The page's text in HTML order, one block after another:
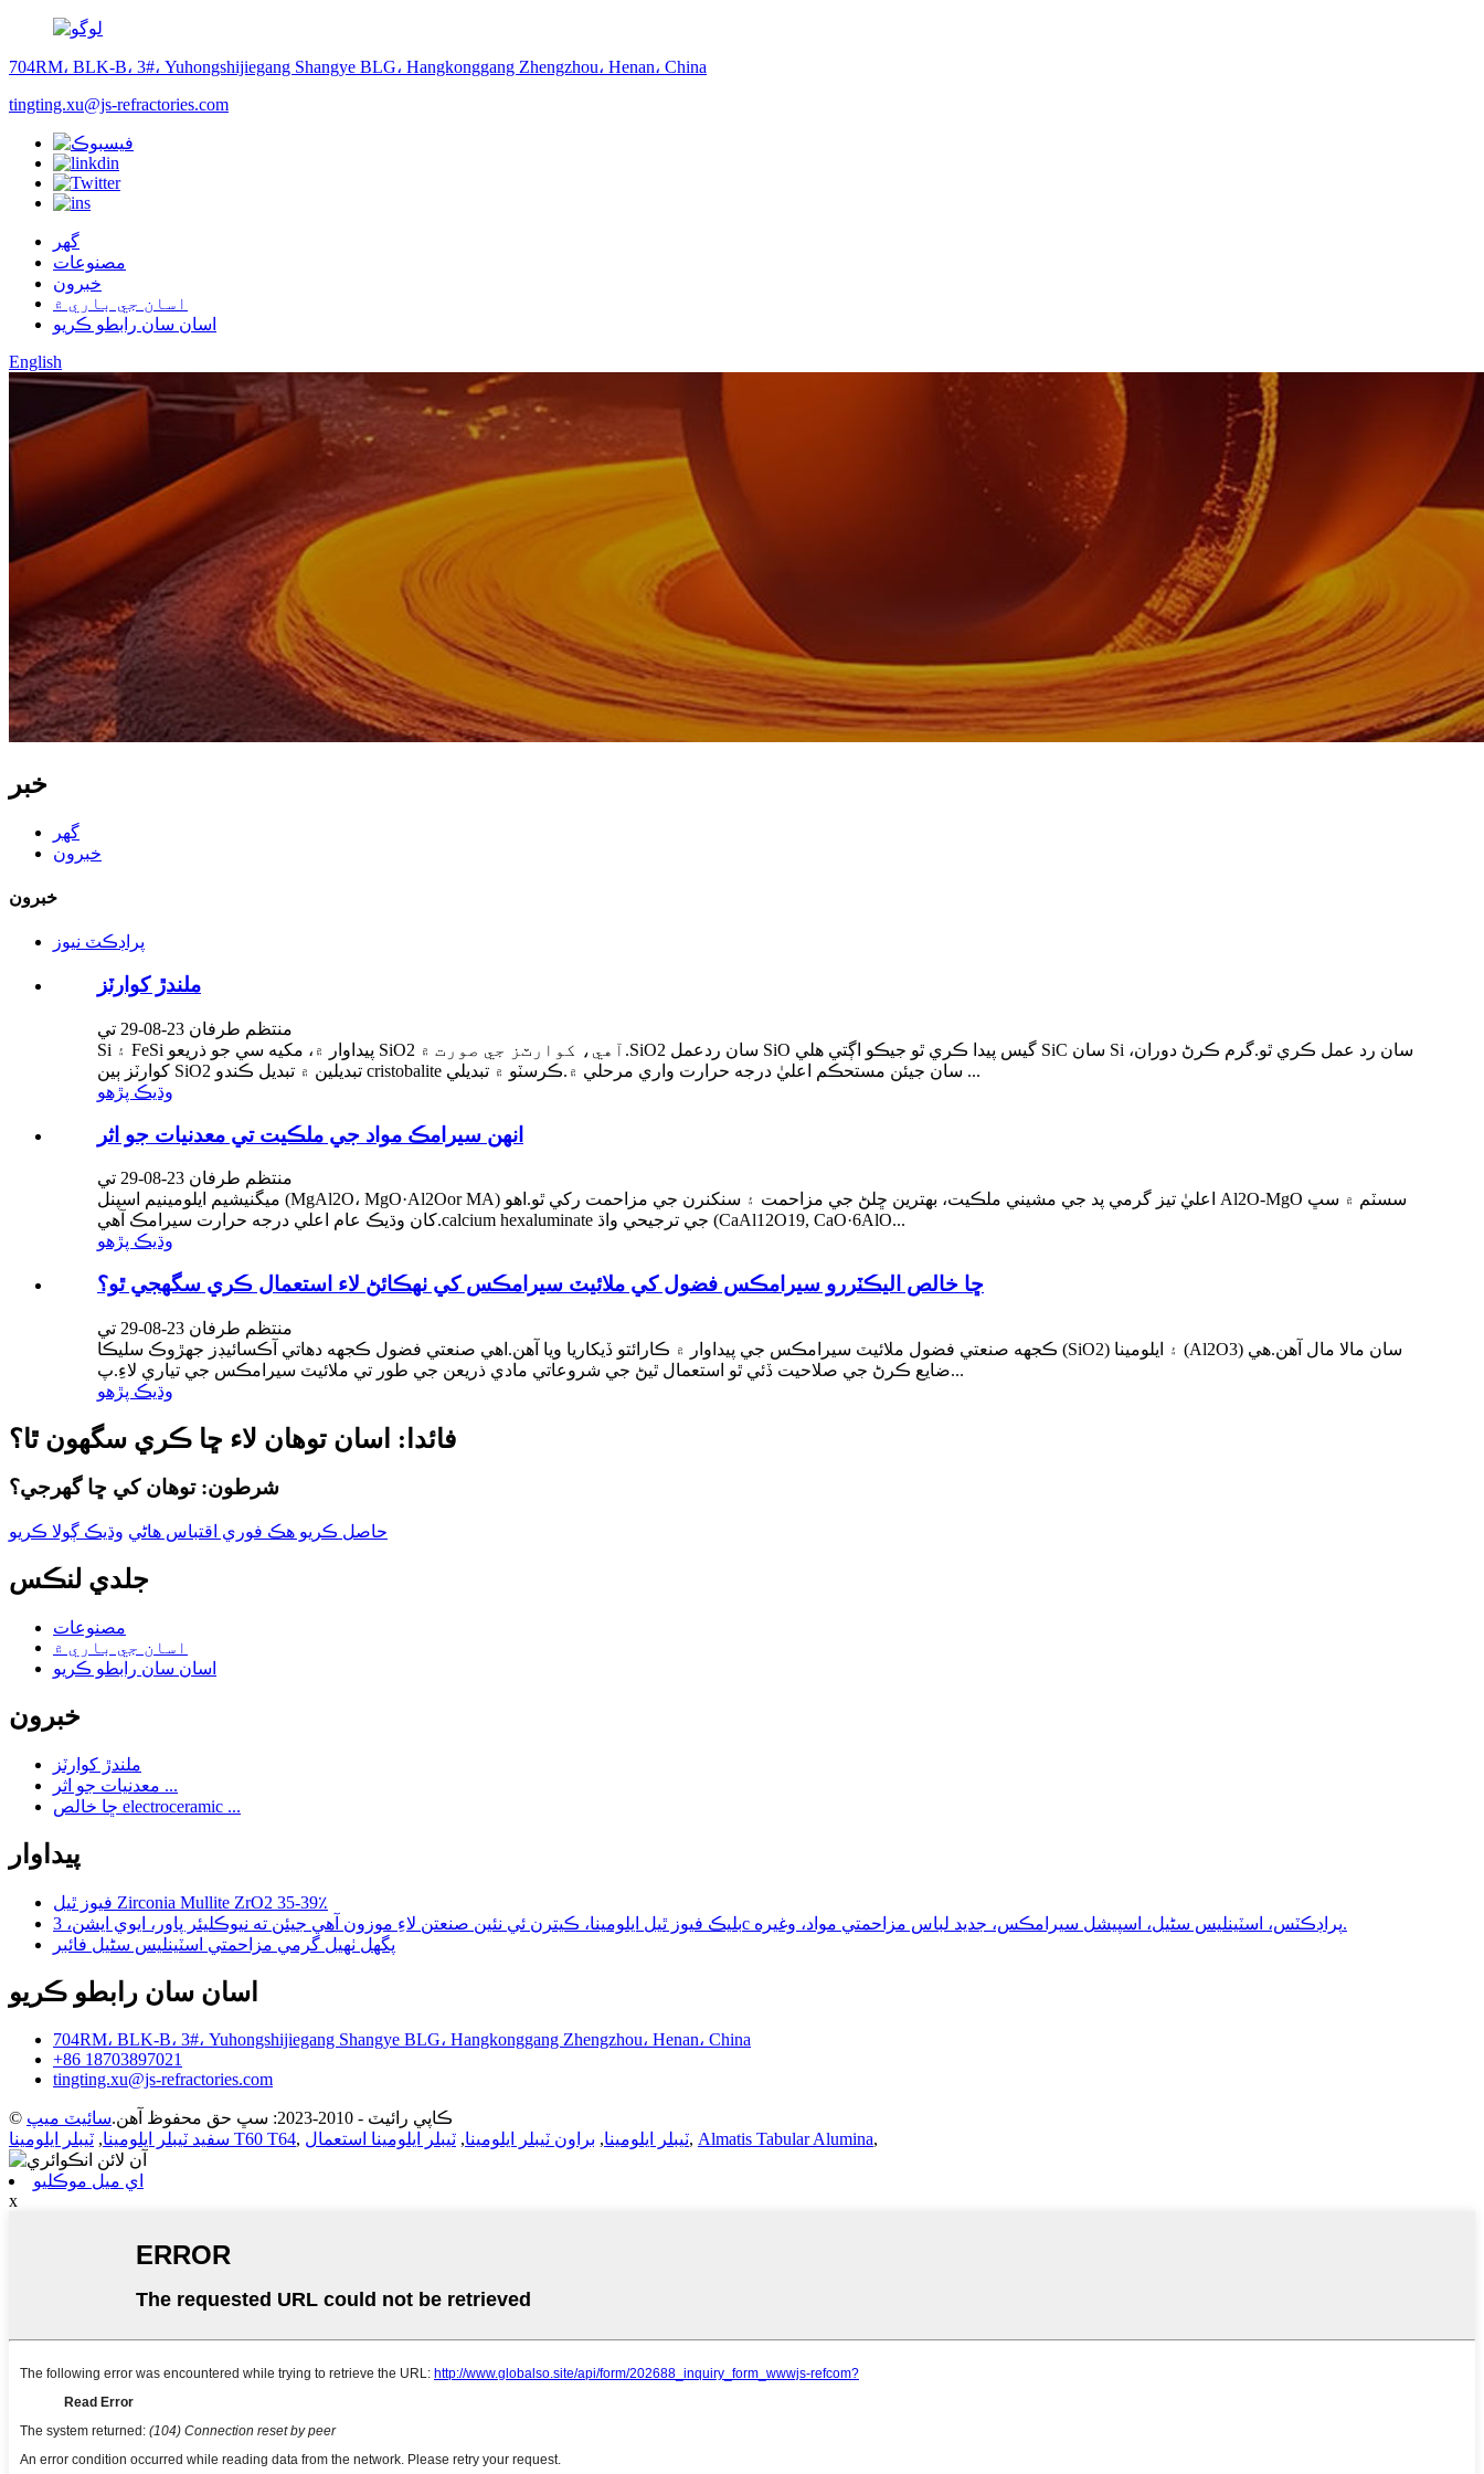
704RM، BLK-B، 3#، Yuhongshijiegang Shangye BLG، Hangkonggang Zhengzhou، Henan، China
tingting.xu@js-refractories.com
گهر
مصنوعات
خبرون
اسان جي باري ۾
اسان سان رابطو ڪريو
English
خبر
گهر
خبرون
خبرون
پراڊڪٽ نيوز
ملندڙ کوارٽز
منتظم طرفان 23-08-29 تي
Si ۽ FeSi پيداوار ۾، مکيه سي جو ذريعو SiO2 آهي، کوارٽز جي صورت ۾.SiO2 سان ردعمل SiO گيس پيدا ڪري ٿو جيڪو اڳتي هلي SiC سان Si سان رد عمل ڪري ٿو.گرم ڪرڻ دوران،
کوارٽز ٻين SiO2 تبديلين ۾ تبديل ڪندو cristobalite سان جيئن مستحڪم اعليٰ درجه حرارت واري مرحلي ۾.ڪرسٽو ۾ تبديلي ...
وڌيڪ پڙهو
انهن سيرامڪ مواد جي ملڪيت تي معدنيات جو اثر
منتظم طرفان 23-08-29 تي
ميگنيشيم ايلومينيم اسپنل (MgAl2O، MgO·Al2Oor MA) اعليٰ تيز گرمي پد جي مشيني ملڪيت، بهترين ڇلڻ جي مزاحمت ۽ سنکنرن جي مزاحمت رکي ٿو.اهو Al2O-MgO سسٽم ۾ سڀ
کان وڌيڪ عام اعلي درجه حرارت سيرامڪ آهي.calcium hexaluminate جي ترجيحي واڌ (CaAl12O19, CaO·6AlO...
وڌيڪ پڙهو
ڇا خالص اليڪٽررو سيرامڪس فضول کي ملائيٽ سيرامڪس کي ٺهڪائڻ لاء استعمال ڪري سگهجي ٿو؟
منتظم طرفان 23-08-29 تي
ڪجهه صنعتي فضول ملائيٽ سيرامڪس جي پيداوار ۾ ڪارائتو ڏيکاريا ويا آهن.اهي صنعتي فضول ڪجهه دھاتي آڪسائيڊز جهڙوڪ سليڪا (SiO2) ۽ ايلومينا (Al2O3) سان مالا مال آهن.هي
ضايع ڪرڻ جي صلاحيت ڏئي ٿو استعمال ٿيڻ جي شروعاتي مادي ذريعن جي طور تي ملائيٽ سيرامڪس جي تياري لاءِ.پ...
وڌيڪ پڙهو
فائدا: اسان توهان لاء ڇا ڪري سگهون ٿا؟
شرطون: توهان کي ڇا گهرجي؟
حاصل ڪريو هڪ فوري اقتباس هاڻي وڌيڪ ڳولا ڪريو
جلدي لنڪس
مصنوعات
اسان جي باري ۾
اسان سان رابطو ڪريو
خبرون
ملندڙ کوارٽز
معدنيات جو اثر ...
ڇا خالص electroceramic ...
پيداوار
فيوز ٿيل Zirconia Mullite ZrO2 35-39٪
بليڪ فيوز ٿيل ايلومينا، ڪيترن ئي نئين صنعتن لاءِ موزون آهي جيئن ته نيوڪليئر پاور، ايوي ايشن، 3c پراڊڪٽس، اسٽينلیس سٹیل، اسپيشل سيرامڪس، جديد لباس مزاحمتي مواد، وغيره.
پگھل ٺهيل گرمي مزاحمتي اسٽينلیس سٹیل فائبر
اسان سان رابطو ڪريو
704RM، BLK-B، 3#، Yuhongshijiegang Shangye BLG، Hangkonggang Zhengzhou، Henan، China
+86 18703897021
tingting.xu@js-refractories.com
© ڪاپي رائيٽ - 2010-2023: سڀ حق محفوظ آهن.
سائيٽ ميپ
سفيد ٽيبلر ايلومينا, ٽيبلر ايلومينا T60 T64, ٽيبلر ايلومينا, براون ٽيبلر ايلومينا, ٽيبلر ايلومينا استعمال , Almatis Tabular Alumina,
اي ميل موڪليو
x